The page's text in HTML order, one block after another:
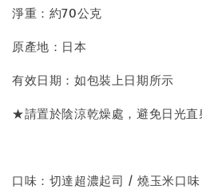
淨重：約70公克
原產地：日本
有效日期：如包裝上日期所示
★請置於陰涼乾燥處，避免日光直
口味：切達超濃起司 / 燒玉米口